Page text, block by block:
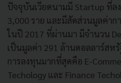
ปัจจุบันเวียดนามมี Startup ที่ล
3,000 ราย และมีสัดส่วนมูลค่า
ในปี 2017 ที่ผ่านมา มีจำนวน
เป็นมูลค่า 291 ล้านดอลลาร์สห
การลงทุนมากที่สุดคือ E-
Techology และ Finance